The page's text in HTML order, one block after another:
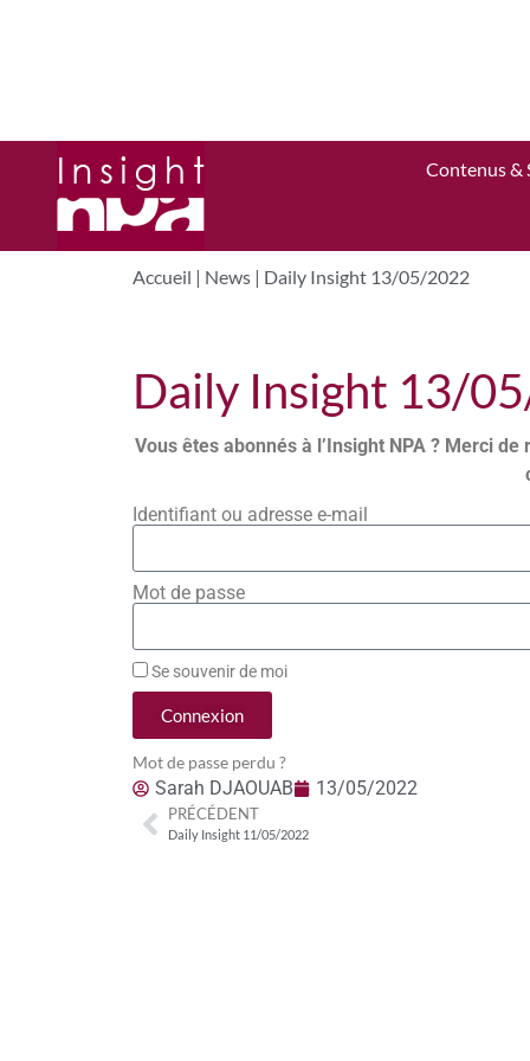
Contenus &
Accueil | News | Daily Insight 13/05/2022
Daily Insight 13/
Vous êtes abonnés à l’Insight NPA ? Merci
Identifiant ou adresse e-mail
Mot de passe
Se souvenir de moi
Connexion
Mot de passe perdu ?
Sarah DJAOUAB 13/05/2022
PRÉCÉDENT
Daily Insight 11/05/2022